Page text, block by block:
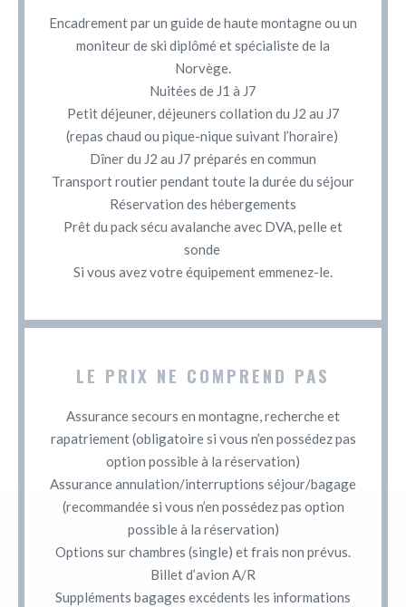
Encadrement par un guide de haute montagne ou un
moniteur de ski diplômé et spécialiste de la
Norvège.
Nuitées de J1 à J7
Petit déjeuner, déjeuners collation du J2 au J7
(repas chaud ou pique-nique suivant l’horaire)
Dîner du J2 au J7 préparés en commun
Transport routier pendant toute la durée du séjour
Réservation des hébergements
Prêt du pack sécu avalanche avec DVA, pelle et
sonde
Si vous avez votre équipement emmenez-le.
LE PRIX NE COMPREND PAS
Assurance secours en montagne, recherche et
rapatriement (obligatoire si vous n’en possédez pas
option possible à la réservation)
Assurance annulation/interruptions séjour/bagage
(recommandée si vous n’en possédez pas option
possible à la réservation)
Options sur chambres (single) et frais non prévus.
Billet d’avion A/R
Suppléments bagages excédents les informations